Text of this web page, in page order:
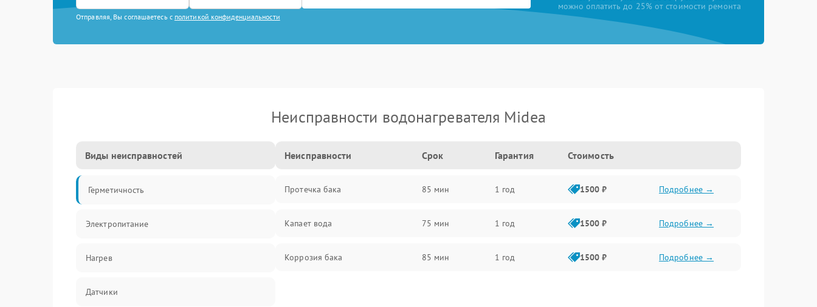
Отправляя, Вы соглашаетесь с политикой конфиденциальности
можно оплатить до 25% от стоимости ремонта
Неисправности водонагревателя Midea
Виды неисправностей
Герметичность
Электропитание
Нагрев
Датчики
Неисправности Срок Гарантия Стоимость
Протечка бака 85 мин 1 год 1500 ₽ Подробнее →
Капает вода 75 мин 1 год 1500 ₽ Подробнее →
Коррозия бака 85 мин 1 год 1500 ₽ Подробнее →